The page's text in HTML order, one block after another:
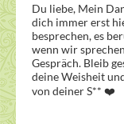
Du liebe, Mein
dich immer erst
besprechen, es
wenn wir
Gespräch. Bleib
deine Weisheit
von deiner S** ❤️